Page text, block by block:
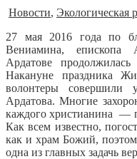
Новости, Экологическая
27 мая 2016 года по
Вениамина, епископа
Ардатове продолжилась
Накануне праздника
волонтеры совершили
Ардатова. Многие
каждого христианина —
Как всем известно,
как и храм Божий,
одна из главных задачь